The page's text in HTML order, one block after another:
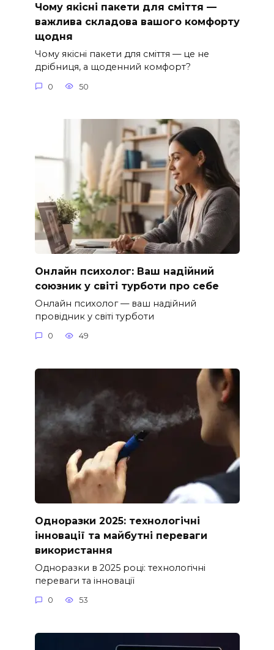
Чому якісні пакети для сміття —
важлива складова вашого комфорту
щодня
Чому якісні пакети для сміття — це не
дрібниця, а щоденний комфорт?
0 50
Онлайн психолог: Ваш надійний
союзник у світі турботи про себе
Онлайн психолог — ваш надійний
провідник у світі турботи
0 49
Одноразки 2025: технологічні
інновації та майбутні переваги
використання
Одноразки в 2025 році: технологічні
переваги та інновації
0 53